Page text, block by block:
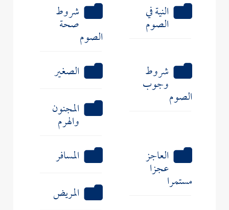
النية في
الصوم
شروط
صحة
الصوم
شروط
وجوب
الصوم
الصغير
المجنون
والهرم
العاجز
عجزا
مستمرا
المسافر
المريض